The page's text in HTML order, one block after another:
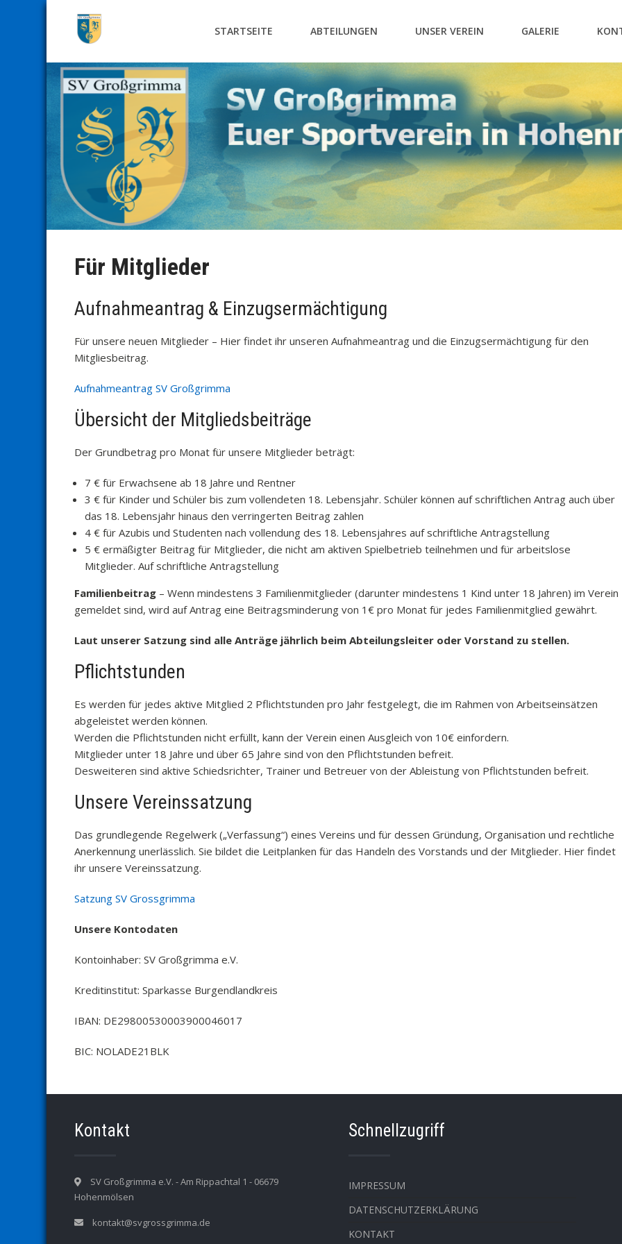
STARTSEITE ABTEILUNGEN UNSER VEREIN GALERIE
Für Mitglieder
Aufnahmeantrag & Einzugsermächtigung
Für unsere neuen Mitglieder – Hier findet ihr unseren Aufnahmeantrag und die Einzugsermächtigung für den
Mitgliesbeitrag.
Aufnahmeantrag SV Großgrimma
Übersicht der Mitgliedsbeiträge
Der Grundbetrag pro Monat für unsere Mitglieder beträgt:
7 € für Erwachsene ab 18 Jahre und Rentner
3 € für Kinder und Schüler bis zum vollendeten 18. Lebensjahr. Schüler können auf schriftlichen Antrag auch über
das 18. Lebensjahr hinaus den verringerten Beitrag zahlen
4 € für Azubis und Studenten nach vollendung des 18. Lebensjahres auf schriftliche Antragstellung
5 € ermäßigter Beitrag für Mitglieder, die nicht am aktiven Spielbetrieb teilnehmen und für arbeitslose
Mitglieder. Auf schriftliche Antragstellung
Familienbeitrag – Wenn mindestens 3 Familienmitglieder (darunter mindestens 1 Kind unter 18 Jahren) im Verein
gemeldet sind, wird auf Antrag eine Beitragsminderung von 1€ pro Monat für jedes Familienmitglied gewährt.
Laut unserer Satzung sind alle Anträge jährlich beim Abteilungsleiter oder Vorstand zu stellen.
Pflichtstunden
Es werden für jedes aktive Mitglied 2 Pflichtstunden pro Jahr festgelegt, die im Rahmen von Arbeitseinsätzen
abgeleistet werden können.
Werden die Pflichtstunden nicht erfüllt, kann der Verein einen Ausgleich von 10€ einfordern.
Mitglieder unter 18 Jahre und über 65 Jahre sind von den Pflichtstunden befreit.
Desweiteren sind aktive Schiedsrichter, Trainer und Betreuer von der Ableistung von Pflichtstunden befreit.
Unsere Vereinssatzung
Das grundlegende Regelwerk („Verfassung“) eines Vereins und für dessen Gründung, Organisation und rechtliche
Anerkennung unerlässlich. Sie bildet die Leitplanken für das Handeln des Vorstands und der Mitglieder. Hier findet
ihr unsere Vereinssatzung.
Satzung SV Grossgrimma
Unsere Kontodaten
Kontoinhaber: SV Großgrimma e.V.
Kreditinstitut: Sparkasse Burgendlandkreis
IBAN: DE29800530003900046017
BIC: NOLADE21BLK
Kontakt
SV Großgrimma e.V. - Am Rippachtal 1 - 06679
Hohenmölsen
kontakt@svgrossgrimma.de
Schnellzugriff
IMPRESSUM
DATENSCHUTZERKLÄRUNG
KONTAKT